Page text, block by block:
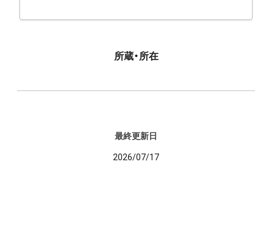
所蔵・所在
最終更新日
2026/07/17